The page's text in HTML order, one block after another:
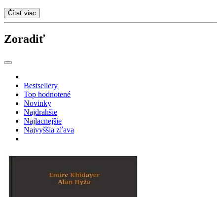
Čítať viac
Zoradiť
Bestsellery
Top hodnotené
Novinky
Najdrahšie
Najlacnejšie
Najvyššia zľava